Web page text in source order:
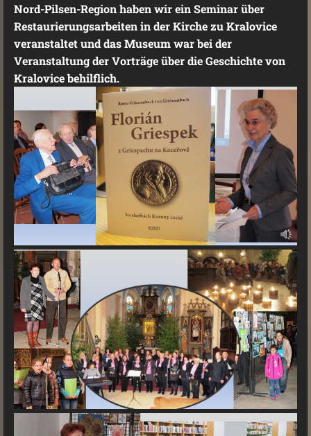
Nord-Pilsen-Region haben wir ein Seminar über
Restaurierungsarbeiten in der Kirche zu Kralovice
veranstaltet und das Museum war bei der
Veranstaltung der Vorträge über die Geschichte von
Kralovice behilflich.